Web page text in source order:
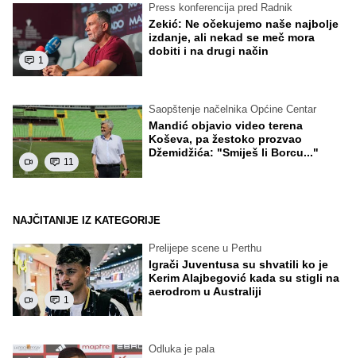
1
Press konferencija pred Radnik
Zekić: Ne očekujemo naše najbolje
izdanje, ali nekad se meč mora
dobiti i na drugi način
11
Saopštenje načelnika Općine Centar
Mandić objavio video terena
Koševa, pa žestoko prozvao
Džemidžića: "Smiješ li Borcu..."
NAJČITANIJE IZ KATEGORIJE
1
Prelijepe scene u Perthu
Igrači Juventusa su shvatili ko je
Kerim Alajbegović kada su stigli na
aerodrom u Australiji
Odluka je pala